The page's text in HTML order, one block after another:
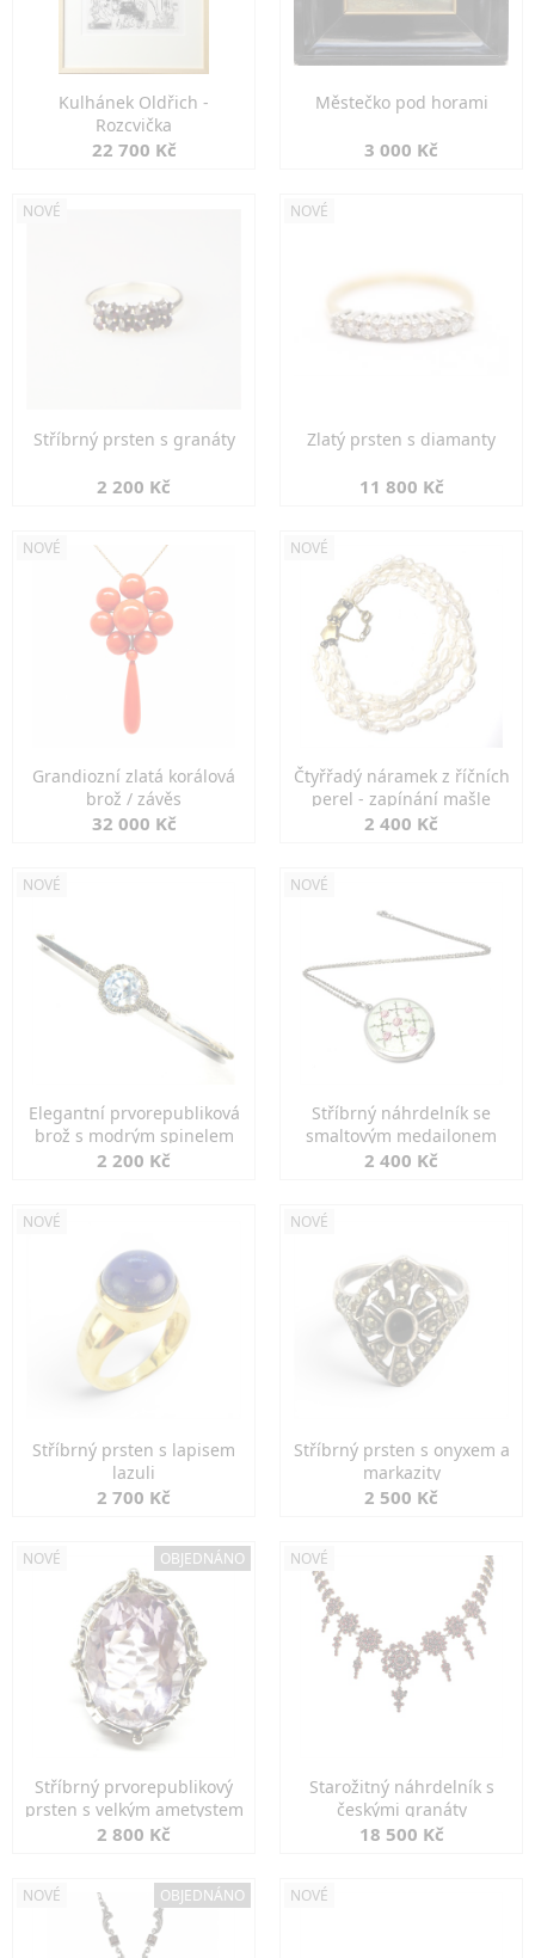
Kulhánek Oldřich -
Rozcvička
22 700 Kč
Městečko pod horami
3 000 Kč
NOVÉ
Stříbrný prsten s granáty
2 200 Kč
NOVÉ
Zlatý prsten s diamanty
11 800 Kč
NOVÉ
Grandiozní zlatá korálová
brož / závěs
32 000 Kč
NOVÉ
Čtyřřadý náramek z říčních
perel - zapínání mašle
2 400 Kč
NOVÉ
Elegantní prvorepubliková
brož s modrým spinelem
2 200 Kč
NOVÉ
Stříbrný náhrdelník se
smaltovým medailonem
2 400 Kč
NOVÉ
Stříbrný prsten s lapisem
lazuli
2 700 Kč
NOVÉ
Stříbrný prsten s onyxem a
markazity
2 500 Kč
NOVÉ OBJEDNÁNO
Stříbrný prvorepublikový
prsten s velkým ametystem
2 800 Kč
NOVÉ
Starožitný náhrdelník s
českými granáty
18 500 Kč
NOVÉ OBJEDNÁNO NOVÉ